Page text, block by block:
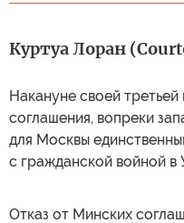
Куртуа Лоран
Накануне своей
соглашения, вопреки
для Москвы
с гражданской войной в
Отказ от Минских